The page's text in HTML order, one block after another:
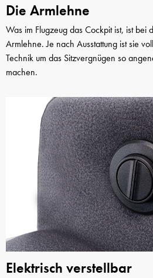
Die Armlehne
Was im Flugzeug das Cockpit ist, ist bei
Armlehne. Je nach Ausstattung ist sie
Technik um das Sitzvergnügen so
machen.
Elektrisch verstellbar